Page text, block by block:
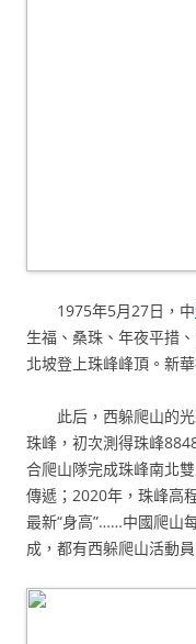
1975年5月27日，中
生福、桑珠、年夜平措
北坡登上珠峰峰頂。新
此后，西躲爬山的
珠峰，初次測得珠峰
合爬山隊完成珠峰南北
傳遞；2020年，珠峰高
最新“身高”……中國爬山
成，都有西躲爬山活動員